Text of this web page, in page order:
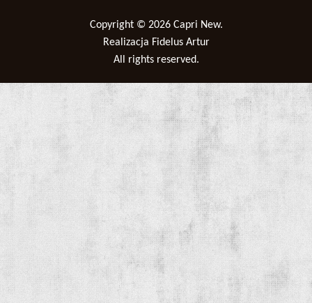
Copyright © 2026 Capri New.
Realizacja Fidelus Artur
All rights reserved.